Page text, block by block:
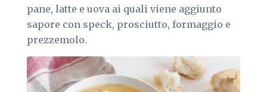
pane, latte e uova ai quali viene aggiunto
sapore con speck, prosciutto, formaggio e
prezzemolo.